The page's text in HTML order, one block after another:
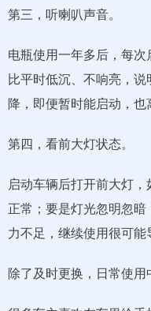
第三，听喇叭声音。
电瓶使用一年多后，每
比平时低沉、不响亮，
降，即便暂时能启动，也
第四，看前大灯状态。
启动车辆后打开前大灯
正常；要是灯光忽明忽
力不足，继续使用很可能
除了及时更换，日常使用